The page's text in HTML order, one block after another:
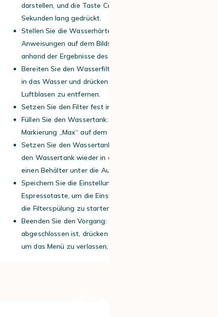
darstellen, und die Taste Calc’n’Clean gleichzeitig 3
Sekunden lang gedrückt.
Stellen Sie die Wasserhärte ein: Folgen Sie den
Anweisungen auf dem Bildschirm, um die Wasserhärte
anhand der Ergebnisse des Teststreifens einzustellen.
Bereiten Sie den Wasserfilter vor: Tauchen Sie den Filter
in das Wasser und drücken Sie ihn leicht an, um
Luftblasen zu entfernen.
Setzen Sie den Filter fest in den Wassertank ein
Füllen Sie den Wassertank: Füllen Sie Wasser bis zur
Markierung „Max“ auf dem Wassertank ein.
Setzen Sie den Wassertank in das Gerät ein: Setzen Sie
den Wassertank wieder in das Gerät ein und stellen Sie
einen Behälter unter die Auslaufdüse.
Speichern Sie die Einstellungen: Drücken Sie die
Espressotaste, um die Einstellungen zu speichern und
die Filterspülung zu starten.
Beenden Sie den Vorgang: Wenn die Spülung
abgeschlossen ist, drücken Sie die Calc’n Clean-Taste,
um das Menü zu verlassen, und leeren Sie den Behälter